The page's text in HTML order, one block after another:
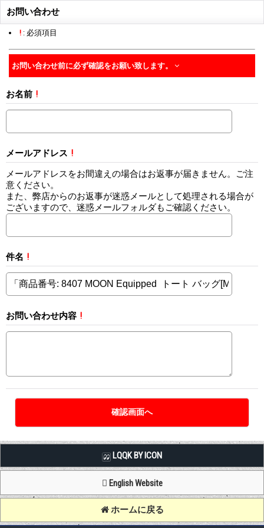
お問い合わせ
! : 必須項目
お問い合わせ前に必ず確認をお願い致します。
お名前 !
メールアドレス !
メールアドレスをお間違えの場合はお返事が届きません。ご注
意ください。
また、弊店からのお返事が迷惑メールとして処理される場合が
ございますので、迷惑メールフォルダもご確認ください。
件名 !
お問い合わせ内容 !
LQQK BY ICON
English Website
ホームに戻る